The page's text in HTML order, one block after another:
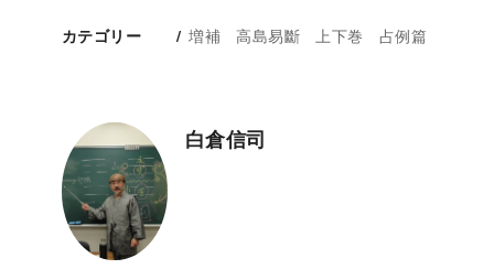
カテゴリー 増補 高島易斷 上下巻 占例篇
白倉信司